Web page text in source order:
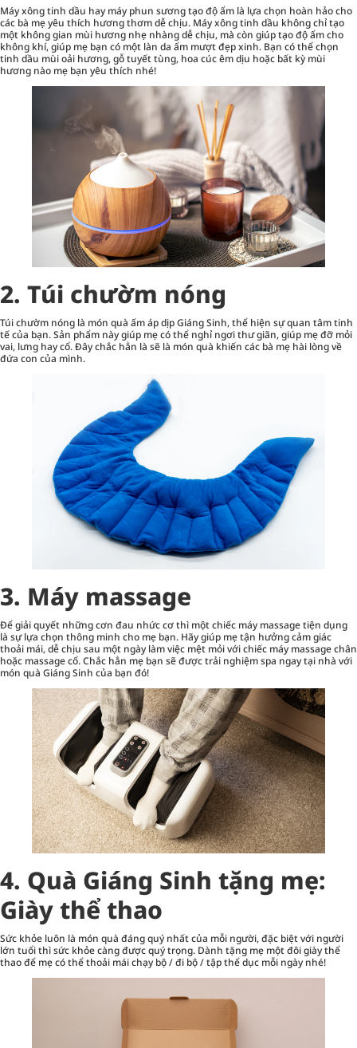
Máy xông tinh dầu hay máy phun sương tạo độ ẩm là lựa chọn hoàn hảo cho
các bà mẹ yêu thích hương thơm dễ chịu. Máy xông tinh dầu không chỉ tạo
một không gian mùi hương nhẹ nhàng dễ chịu, mà còn giúp tạo độ ẩm cho
không khí, giúp mẹ bạn có một làn da ẩm mượt đẹp xinh. Bạn có thể chọn
tinh dầu mùi oải hương, gỗ tuyết tùng, hoa cúc êm dịu hoặc bất kỳ mùi
hương nào mẹ bạn yêu thích nhé!
2. Túi chườm nóng
Túi chườm nóng là món quà ấm áp dịp Giáng Sinh, thể hiện sự quan tâm tinh
tế của bạn. Sản phẩm này giúp mẹ có thể nghỉ ngơi thư giãn, giúp mẹ đỡ mỏi
vai, lưng hay cổ. Đây chắc hẳn là sẽ là món quà khiến các bà mẹ hài lòng về
đứa con của mình.
3. Máy massage
Để giải quyết những cơn đau nhức cơ thì một chiếc máy massage tiện dụng
là sự lựa chọn thông minh cho mẹ bạn. Hãy giúp mẹ tận hưởng cảm giác
thoải mái, dễ chịu sau một ngày làm việc mệt mỏi với chiếc máy massage chân
hoặc massage cổ. Chắc hẳn mẹ bạn sẽ được trải nghiệm spa ngay tại nhà với
món quà Giáng Sinh của bạn đó!
4. Quà Giáng Sinh tặng mẹ:
Giày thể thao
Sức khỏe luôn là món quà đáng quý nhất của mỗi người, đặc biệt với người
lớn tuổi thì sức khỏe càng được quý trọng. Dành tặng mẹ một đôi giày thể
thao để mẹ có thể thoải mái chạy bộ / đi bộ / tập thể dục mỗi ngày nhé!